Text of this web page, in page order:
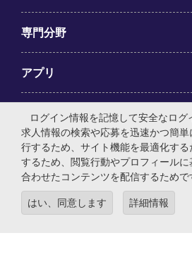
専門分野
アプリ
Employer Centre
© マイケル・ペイジ・インターナショ
社 法人番号：0104-01-043253 本社
ログイン情報を記憶して安全なログ
求人情報の検索や応募を迅速かつ簡
行するため、サイト機能を最適化す
するため、閲覧行動やプロフィール
合わせたコンテンツを配信するためで
はい、同意します 詳細情報